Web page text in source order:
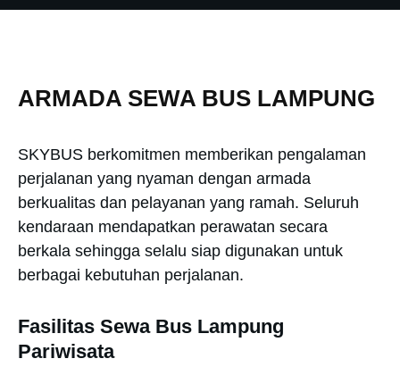
ARMADA SEWA BUS LAMPUNG
SKYBUS berkomitmen memberikan pengalaman
perjalanan yang nyaman dengan armada
berkualitas dan pelayanan yang ramah. Seluruh
kendaraan mendapatkan perawatan secara
berkala sehingga selalu siap digunakan untuk
berbagai kebutuhan perjalanan.
Fasilitas Sewa Bus Lampung
Pariwisata